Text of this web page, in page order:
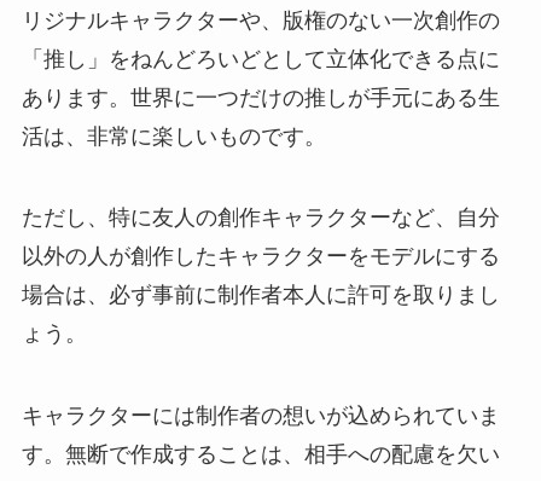
リジナルキャラクターや、版権のない一次創作の
「推し」をねんどろいどとして立体化できる点に
あります。世界に一つだけの推しが手元にある生
活は、非常に楽しいものです。
ただし、特に友人の創作キャラクターなど、自分
以外の人が創作したキャラクターをモデルにする
場合は、必ず事前に制作者本人に許可を取りまし
ょう。
キャラクターには制作者の想いが込められていま
す。無断で作成することは、相手への配慮を欠い